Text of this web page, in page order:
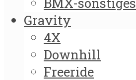
Gravity
4X
Downhill
Freeride